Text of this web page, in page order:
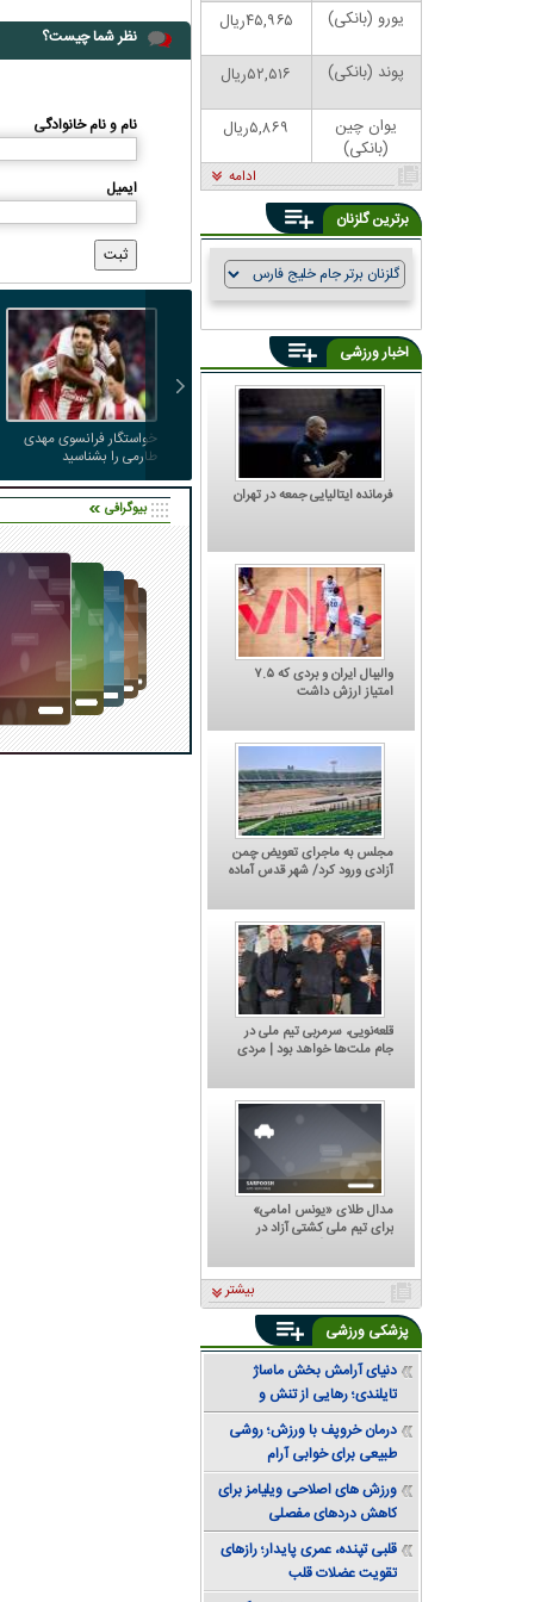
نظر شما چیست؟
نام و نام خانوادگی
ایمیل
خواستگار فرانسوی مهدی
طارمی را بشناسید
بیوگرافی
قهر کنیم؟' جدیدترین
کاریکاتور/ باشگاه پرسپولیس: امروز نوبت
شکایت از کجاست؟
یورو (بانکی)
۴۵,۹۶۵ریال
پوند (بانکی)
۵۲,۵۱۶ریال
یوان چین
(بانکی)
۵,۸۶۹ریال
ادامه
برترین گلزنان
اخبار ورزشی
فرمانده ایتالیایی جمعه در تهران
والیبال ایران و بردی که ۷.۵
امتیاز ارزش داشت
مجلس به ماجرای تعویض چمن
آزادی ورود کرد/ شهر قدس آماده
پرسپولیس
قلعه‌نویی، سرمربی تیم ملی در
جام ملت‌ها خواهد بود | مردی
پشت مهدی تاج به کجا گرم
است؟
مدال طلای «یونس امامی»
برای تیم ملی کشتی آزاد در
بیشتر
پزشکی ورزشی
دنیای آرامش بخش ماساژ
تایلندی؛ رهایی از تنش و
دستیابی به تعادل
درمان خروپف با ورزش؛ روشی
طبیعی برای خوابی آرام
ورزش های اصلاحی ویلیامز برای
کاهش دردهای مفصلی
قلبی تپنده، عمری پایدار؛ رازهای
تقویت عضلات قلب